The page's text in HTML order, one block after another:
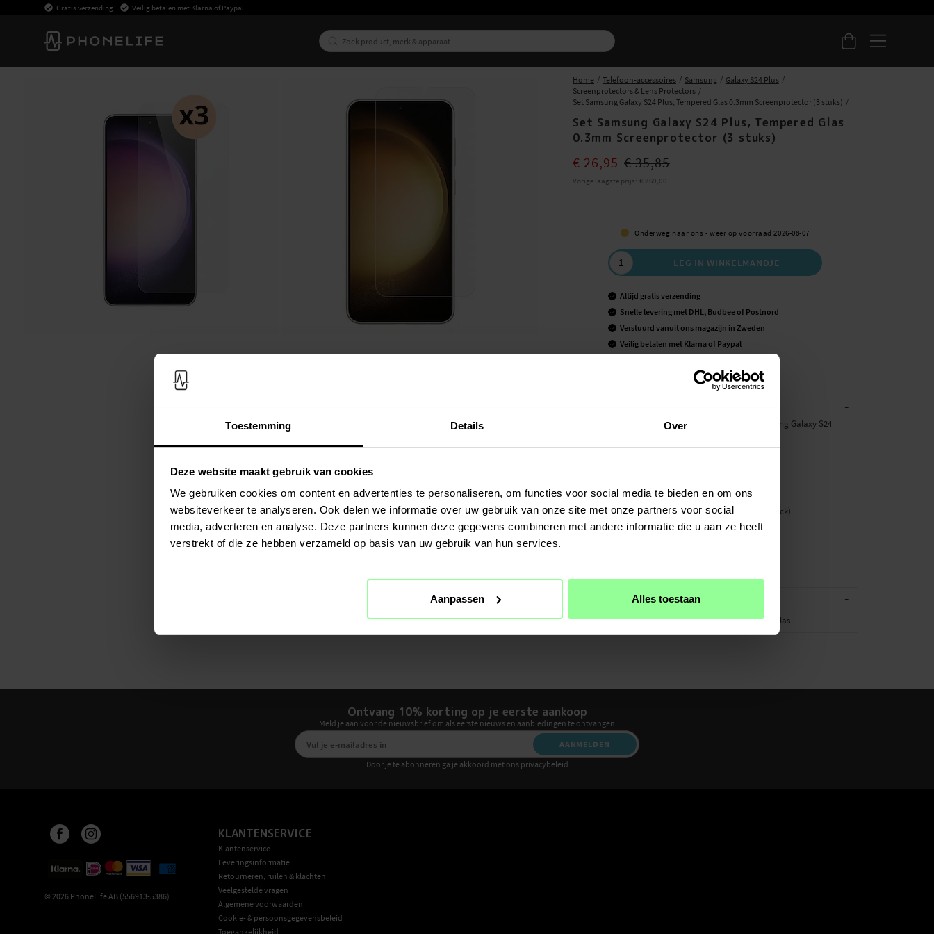
Toestemming Details Over
Deze website maakt gebruik van cookies
We gebruiken cookies om content en advertenties te personaliseren, om functies voor social media te bieden en om ons
websiteverkeer te analyseren. Ook delen we informatie over uw gebruik van onze site met onze partners voor social
media, adverteren en analyse. Deze partners kunnen deze gegevens combineren met andere informatie die u aan ze heeft
verstrekt of die ze hebben verzameld op basis van uw gebruik van hun services.
Aanpassen Alles toestaan
Gratis verzending Veilig betalen met Klarna of Paypal
Home Telefoon-accessoires Samsung
Galaxy S24 Plus
Screenprotectors & Lens Protectors
Set Samsung Galaxy S24 Plus, Tempered Glas 0.3mm Screenprotector (3 stuks)
Set Samsung Galaxy S24 Plus, Tempered Glas
0.3mm Screenprotector (3 stuks)
Current price:€ 26,95Previous price
€ 26,95 € 35,85
Vorige laagste prijs: Prijs:€ 269,00
€ 269,00
Onderweg naar ons - weer op voorraad 2026-08-07
LEG IN WINKELMANDJE
Altijd gratis verzending
Snelle levering met DHL, Budbee of Postnord
Verstuurd vanuit ons magazijn in Zweden
Veilig betalen met Klarna of Paypal
PRODUCTBESCHRIJVING -
3-pack Screenprotector van gehard glas voor Samsung Galaxy S24
Productsoort: Screenprotector van gehard glas (3-pack)
Materiaal: Glas
Screenprotector van gehard glas, Smartphone
SPECIFICATIES -
Materiaal Glas
Ontvang 10% korting op je eerste aankoop
Meld je aan voor de nieuwsbrief om als eerste nieuws en aanbiedingen te ontvangen
AANMELDEN
Door je te abonneren ga je akkoord met ons privacybeleid
© 2026 PhoneLife AB (556913-5386)
KLANTENSERVICE
Klantenservice
Leveringsinformatie
Retourneren, ruilen & klachten
Veelgestelde vragen
Algemene voorwaarden
Cookie- & persoonsgegevensbeleid
Toegankelijkheid